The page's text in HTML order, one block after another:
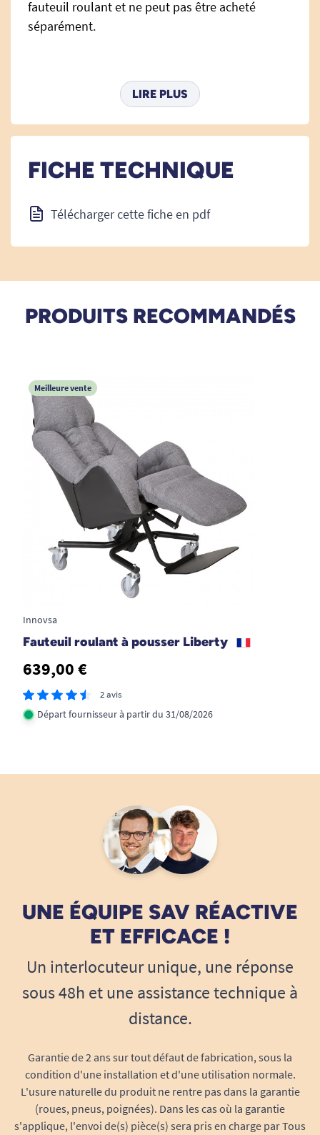
fauteuil roulant et ne peut pas être acheté
séparément.
Guide des tailles de coussin :
T10 : largeur de 45cm à 50 cm.
T13 : largeur de 51 à 56 cm.
LIRE PLUS
FICHE TECHNIQUE
Télécharger cette fiche en pdf
PRODUITS RECOMMANDÉS
Meilleure vente
Innovsa
Fauteuil roulant à pousser Liberty
639,00 €
2 avis
Départ fournisseur à partir du 31/08/2026
UNE ÉQUIPE SAV RÉACTIVE
ET EFFICACE !
Un interlocuteur unique, une réponse
sous 48h et une assistance technique à
distance.
Garantie de 2 ans sur tout défaut de fabrication, sous la
condition d'une installation et d'une utilisation normale.
L'usure naturelle du produit ne rentre pas dans la garantie
(roues, pneus, poignées). Dans les cas où la garantie
s'applique, l'envoi de(s) pièce(s) sera pris en charge par Tous